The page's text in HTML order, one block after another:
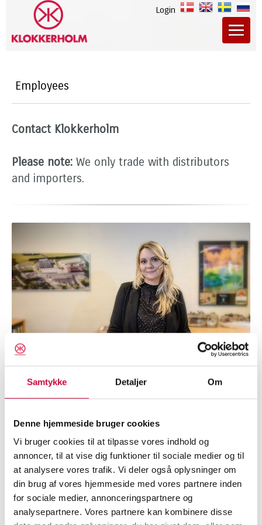
Samtykke Detaljer Om
Denne hjemmeside bruger cookies
Vi bruger cookies til at tilpasse vores indhold og
annoncer, til at vise dig funktioner til sociale medier og til
at analysere vores trafik. Vi deler også oplysninger om
din brug af vores hjemmeside med vores partnere inden
for sociale medier, annonceringspartnere og
analysepartnere. Vores partnere kan kombinere disse
Login
Employees
Contact Klokkerholm
Please note: We only trade with distributors
and importers.
Klokkerholm Karosseridele A/S
Kløvervej 6
DK-9320 Hjallerup
Tel. +45 9828 4444
E-mail:info@klokkerholm.com